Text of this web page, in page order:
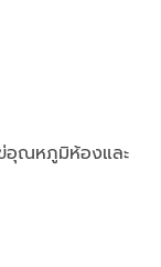
ข่อุณหภูมิห้องและ